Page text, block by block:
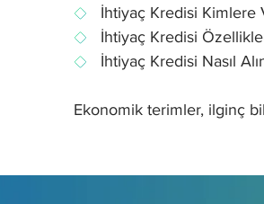
İhtiyaç Kredisi Kimlere
İhtiyaç Kredisi
İhtiyaç Kredisi Nasıl
Ekonomik terimler, ilginç